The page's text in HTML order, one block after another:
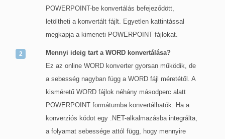
POWERPOINT-be konvertálás befejeződött,
letöltheti a konvertált fájlt. Egyetlen kattintással
megkapja a kimeneti POWERPOINT fájlokat.
Mennyi ideig tart a WORD konvertálása?
Ez az online WORD konverter gyorsan működik, de
a sebesség nagyban függ a WORD fájl méretétől. A
kisméretű WORD fájlok néhány másodperc alatt
POWERPOINT formátumba konvertálhatók. Ha a
konverziós kódot egy .NET-alkalmazásba integrálta,
a folyamat sebessége attól függ, hogy mennyire